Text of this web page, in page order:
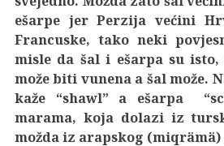
ešarpe jer Perzija većini
Francuske, tako neki
misle da šal i ešarpa su
može biti vunena a šal može.
kaže “shawl” a ešarpa
marama, koja dolazi iz
možda iz arapskog (miqrämä)